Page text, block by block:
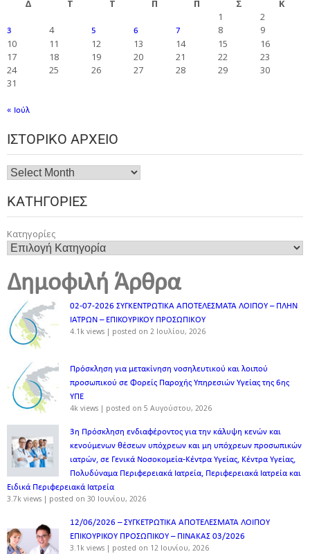
Δ Τ Τ Π Π Σ
Κ
1
2
3 4 5 6 7 8
9
10
11 12 13 14 15
16
17
18 19 20 21 22
23
24
25 26 27 28 29
30
31
« Ιούλ
ΙΣΤΟΡΙΚΌ ΑΡΧΕΊΟ
ΚΑΤΗΓΟΡΊΕΣ
Κατηγορίες
Δημοφιλή Άρθρα
02-07-2026 ΣΥΓΚΕΝΤΡΩΤΙΚΑ ΑΠΟΤΕΛΕΣΜΑΤΑ ΛΟΙΠΟΥ – ΠΛΗΝ
ΙΑΤΡΩΝ – ΕΠΙΚΟΥΡΙΚΟΥ ΠΡΟΣΩΠΙΚOY
4.1k views | posted on 2 Ιουλίου, 2026
Πρόσκληση για μετακίνηση νοσηλευτικού και λοιπού
προσωπικού σε Φορείς Παροχής Υπηρεσιών Υγείας της 6ης
ΥΠΕ
4k views | posted on 5 Αυγούστου, 2026
3η Πρόσκληση ενδιαφέροντος για την κάλυψη κενών και
κενούμενων θέσεων υπόχρεων και μη υπόχρεων προσωπικών
ιατρών, σε Γενικά Νοσοκομεία-Κέντρα Υγείας, Κέντρα Υγείας,
Πολυδύναμα Περιφερειακά Ιατρεία, Περιφερειακά Ιατρεία και
Ειδικά Περιφερειακά Ιατρεία
3.7k views | posted on 30 Ιουνίου, 2026
12/06/2026 – ΣΥΓΚΕΤΡΩΤΙΚΑ ΑΠΟΤΕΛΕΣΜΑΤΑ ΛΟΙΠΟΥ
ΕΠΙΚΟΥΡΙΚΟΥ ΠΡΟΣΩΠΙΚΟΥ – ΠΙΝΑΚΑΣ 03/2026
3.1k views | posted on 12 Ιουνίου, 2026